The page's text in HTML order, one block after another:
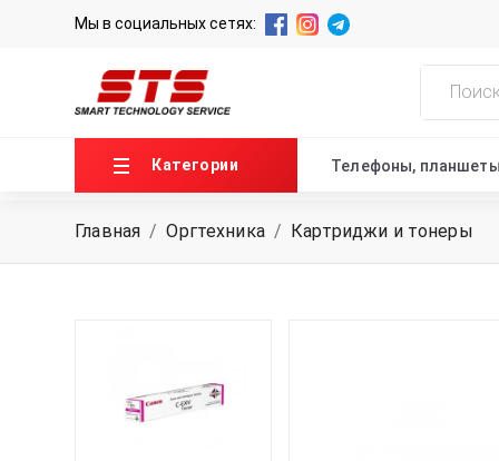
Мы в социальных сетях:
Категории Телефоны,
ГЛАВНАЯ
КОНТАКТЫ
Главная / Оргтехника / Картриджи и тонеры